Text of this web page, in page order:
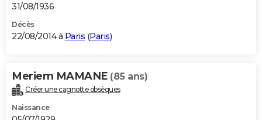
31/08/1936
Décès
22/08/2014 à Paris (Paris)
Meriem MAMANE (85 ans)
Créer une cagnotte obsèques
Naissance